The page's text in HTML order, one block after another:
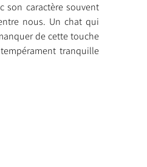
son caractère souvent
nous. Un chat qui
de cette touche
tranquille